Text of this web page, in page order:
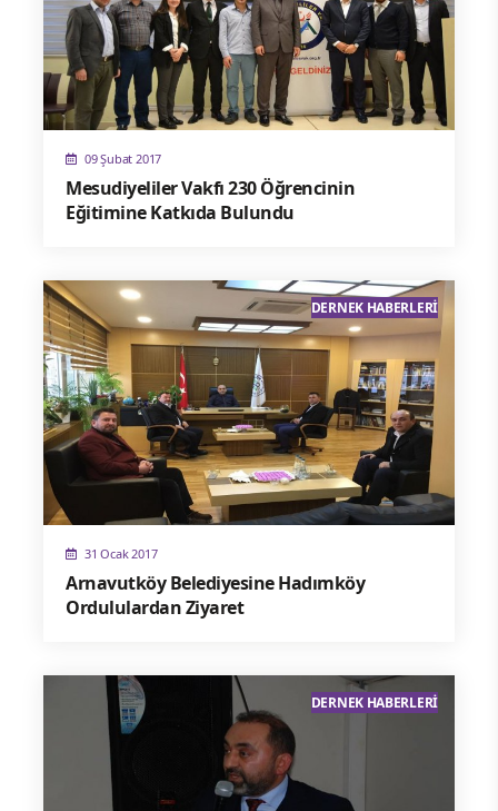
09 Şubat 2017
Mesudiyeliler Vakfı 230 Öğrencinin
Eğitimine Katkıda Bulundu
31 Ocak 2017
Arnavutköy Belediyesine Hadımköy
Ordululardan Ziyaret
DERNEK HABERLERI
DERNEK HABERLERI